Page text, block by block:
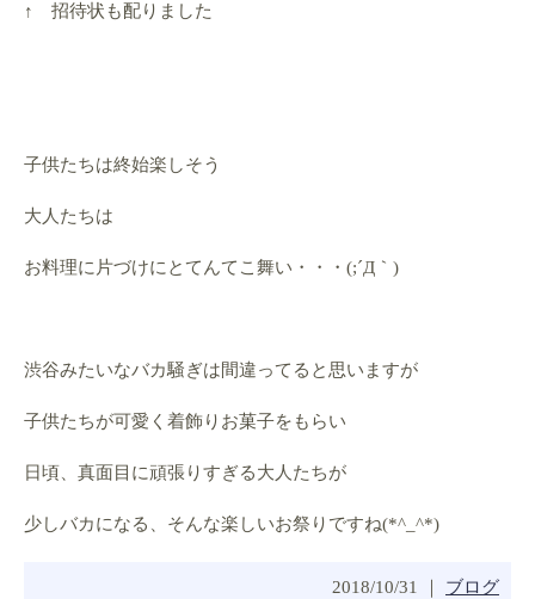
↑ 招待状も配りました
子供たちは終始楽しそう
大人たちは
お料理に片づけにとてんてこ舞い・・・(;´Д｀)
渋谷みたいなバカ騒ぎは間違ってると思いますが
子供たちが可愛く着飾りお菓子をもらい
日頃、真面目に頑張りすぎる大人たちが
少しバカになる、そんな楽しいお祭りですね(*^_^*)
2018/10/31 ｜ ブログ